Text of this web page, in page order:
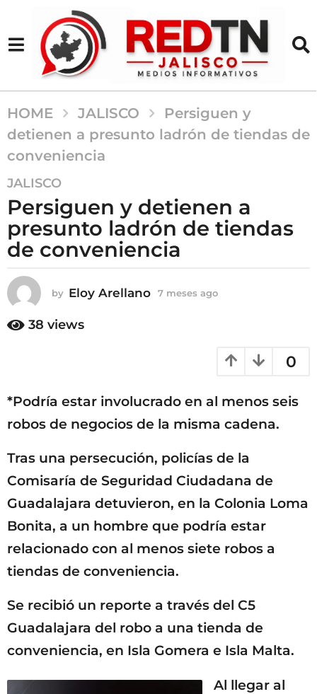
HOME JALISCO
Persiguen y
detienen a presunto ladrón de tiendas de
conveniencia
7
m
e
s
e
a
g
7
e
s
g
JALISCO
Persiguen y detienen a
presunto ladrón de tiendas
de conveniencia
by Eloy Arellano 7 meses ago
o
38 views
0
*Podría estar involucrado en al menos seis
robos de negocios de la misma cadena.
Tras una persecución, policías de la
Comisaría de Seguridad Ciudadana de
Guadalajara detuvieron, en la Colonia Loma
Bonita, a un hombre que podría estar
relacionado con al menos siete robos a
tiendas de conveniencia.
Se recibió un reporte a través del C5
Guadalajara del robo a una tienda de
conveniencia, en Isla Gomera e Isla Malta.
Al llegar al